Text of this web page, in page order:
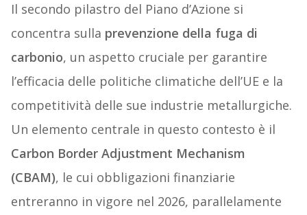
Il secondo pilastro del Piano d’Azione si
concentra sulla prevenzione della fuga di
carbonio, un aspetto cruciale per garantire
l’efficacia delle politiche climatiche dell’UE e la
competitività delle sue industrie metallurgiche.
Un elemento centrale in questo contesto è il
Carbon Border Adjustment Mechanism
(CBAM), le cui obbligazioni finanziarie
entreranno in vigore nel 2026, parallelamente